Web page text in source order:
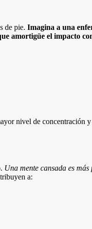
de pie. Imagina a una
amortigüe el impacto
nivel de concentración
Una mente cansada es
a: